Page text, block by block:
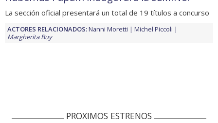
La sección oficial presentará un total de 19 títulos a concurso
ACTORES RELACIONADOS:Nanni Moretti
Michel Piccoli
Margherita Buy
PROXIMOS ESTRENOS